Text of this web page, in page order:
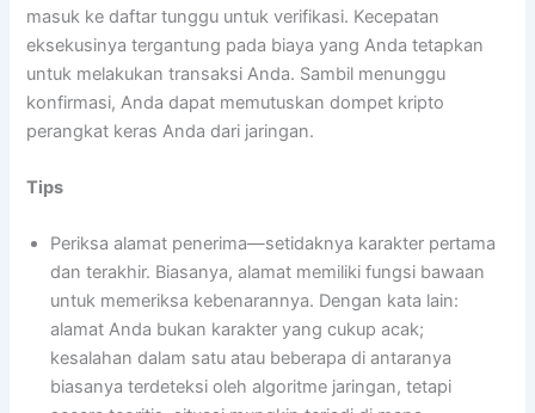
masuk ke daftar tunggu untuk verifikasi. Kecepatan
eksekusinya tergantung pada biaya yang Anda tetapkan
untuk melakukan transaksi Anda. Sambil menunggu
konfirmasi, Anda dapat memutuskan dompet kripto
perangkat keras Anda dari jaringan.
Tips
Periksa alamat penerima—setidaknya karakter pertama
dan terakhir. Biasanya, alamat memiliki fungsi bawaan
untuk memeriksa kebenarannya. Dengan kata lain:
alamat Anda bukan karakter yang cukup acak;
kesalahan dalam satu atau beberapa di antaranya
biasanya terdeteksi oleh algoritme jaringan, tetapi